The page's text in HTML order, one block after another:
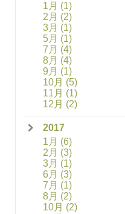
1月 (1)
2月 (2)
3月 (1)
5月 (1)
7月 (4)
8月 (4)
9月 (1)
10月 (5)
11月 (1)
12月 (2)
2017
1月 (6)
2月 (3)
3月 (1)
6月 (3)
7月 (1)
8月 (2)
10月 (2)